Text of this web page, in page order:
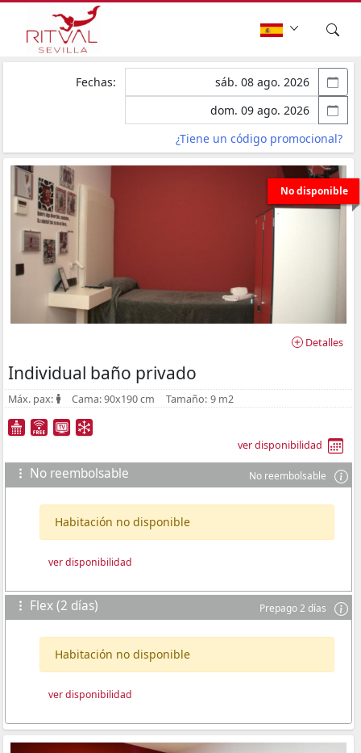
Fechas:
¿Tiene un código promocional?
No disponible
Detalles
Individual baño privado
Máx. pax: Cama: 90x190 cm Tamaño: 9 m2
ver disponibilidad
No reembolsable No reembolsable
Habitación no disponible
ver disponibilidad
Flex (2 días) Prepago 2 días
Habitación no disponible
ver disponibilidad